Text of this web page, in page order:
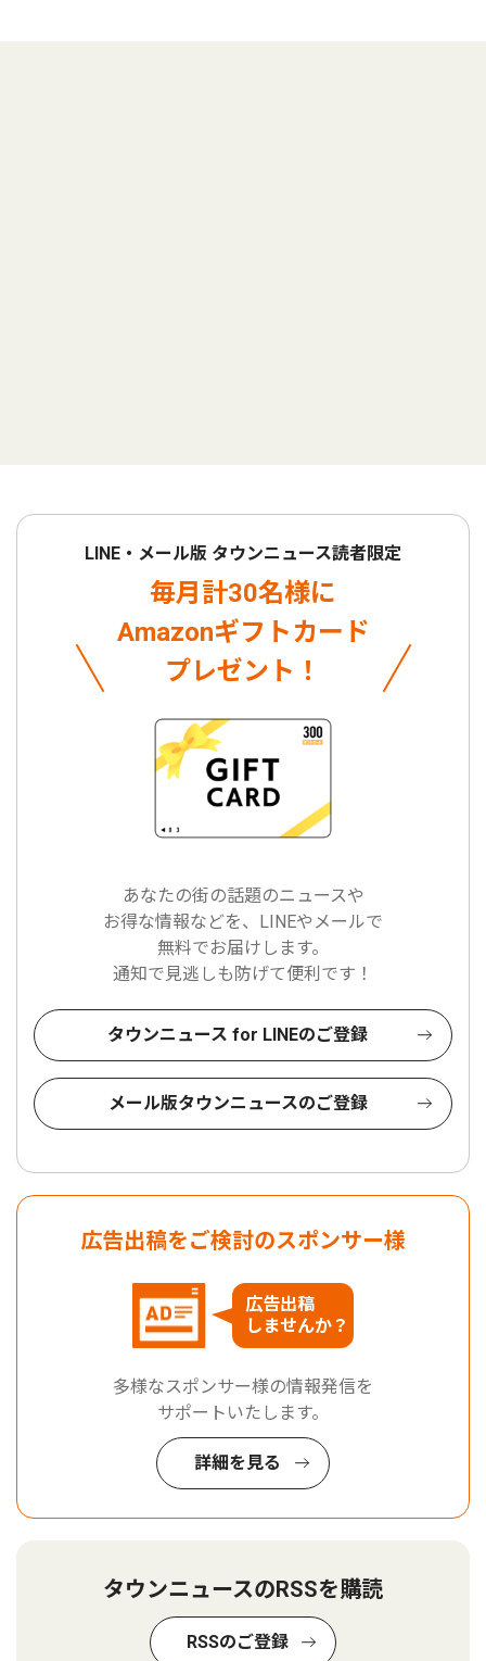
LINE・メール版 タウンニュース読者限定
毎月計30名様に
Amazonギフトカード
プレゼント！
あなたの街の話題のニュースや
お得な情報などを、LINEやメールで
無料でお届けします。
通知で見逃しも防げて便利です！
タウンニュース for LINEのご登録
メール版タウンニュースのご登録
広告出稿をご検討のスポンサー様
広告出稿
しませんか？
多様なスポンサー様の情報発信を
サポートいたします。
詳細を見る
タウンニュースのRSSを購読
RSSのご登録